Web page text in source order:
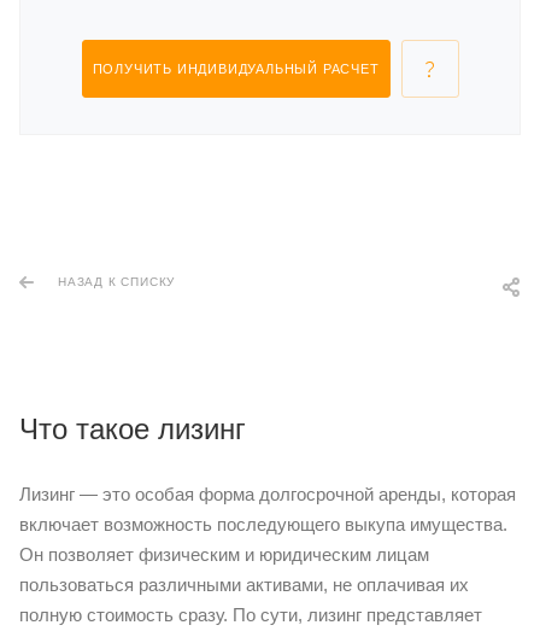
ПОЛУЧИТЬ ИНДИВИДУАЛЬНЫЙ РАСЧЕТ
НАЗАД К СПИСКУ
Что такое лизинг
Лизинг — это особая форма долгосрочной аренды, которая
включает возможность последующего выкупа имущества.
Он позволяет физическим и юридическим лицам
пользоваться различными активами, не оплачивая их
полную стоимость сразу. По сути, лизинг представляет